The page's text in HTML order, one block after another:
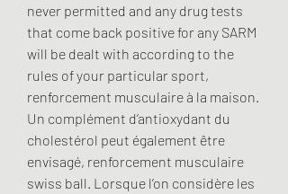
never permitted and any drug tests
that come back positive for any SARM
will be dealt with according to the
rules of your particular sport,
renforcement musculaire à la maison.
Un complément d’antioxydant du
cholestérol peut également être
envisagé, renforcement musculaire
swiss ball. Lorsque l’on considère les